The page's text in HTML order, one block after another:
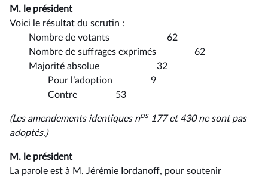
M. le président
Voici le résultat du scrutin :
Nombre de votants 62
Nombre de suffrages exprimés 62
Majorité absolue 32
Pour l’adoption 9
Contre 53
(Les amendements identiques nos 177 et 430 ne sont pas
adoptés.)
M. le président
La parole est à M. Jérémie Iordanoff, pour soutenir